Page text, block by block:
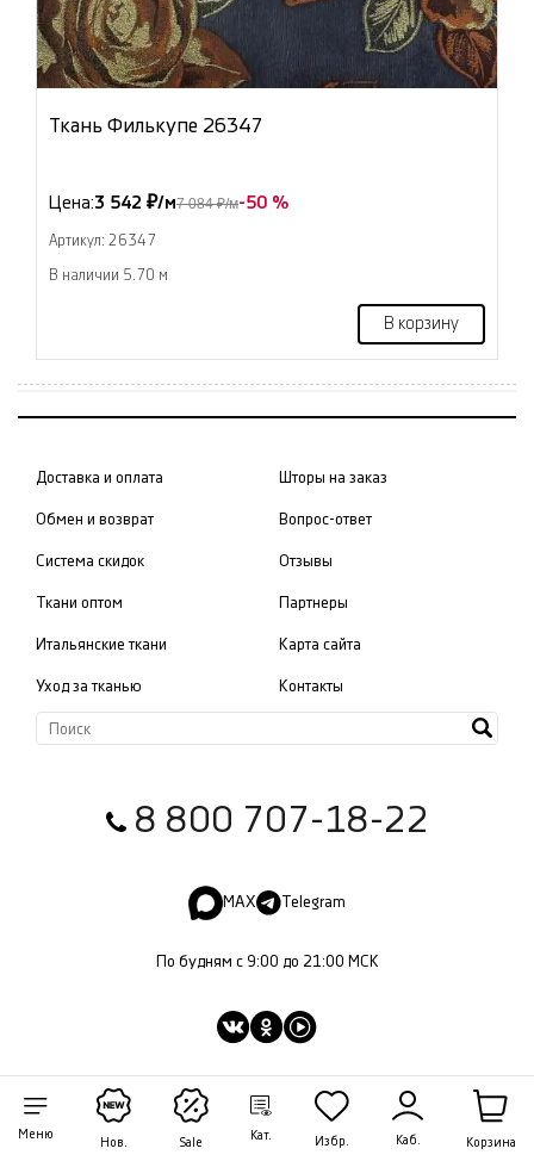
Меню
Нов. Sale
Кат. Избр. Каб. Корзина
Ткань Филькупе 26347
Цена:3 542 ₽/м7 084 ₽/м-50 %
Артикул: 26347
В наличии 5.70 м
В корзину
Доставка и оплата
Обмен и возврат
Система скидок
Ткани оптом
Итальянские ткани
Уход за тканью
Шторы на заказ
Вопрос-ответ
Отзывы
Партнеры
Карта сайта
Контакты
8 800 707-18-22
MAX Telegram
По будням с 9:00 до 21:00 МСК